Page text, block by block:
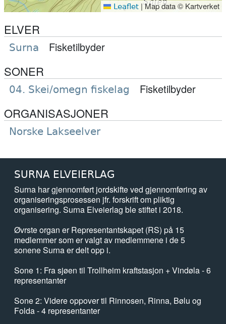
Leaflet |Map data © Kartverket
ELVER
Surna Fisketilbyder
SONER
04. Skei/omegn fiskelag Fisketilbyder
ORGANISASJONER
Norske Lakseelver
SURNA ELVEIERLAG
Surna har gjennomført jordskifte ved gjennomføring av
organiseringsprosessen jfr. forskrift om pliktig
organisering. Surna Elveierlag ble stiftet i 2018.
Øvrste organ er Representantskapet (RS) på 15
medlemmer som er valgt av medlemmene i de 5
sonene Surna er delt opp i.
Sone 1: Fra sjøen til Trollheim kraftstasjon + Vindøla - 6
representanter
Sone 2: Videre oppover til Rinnosen, Rinna, Bølu og
Folda - 4 representanter